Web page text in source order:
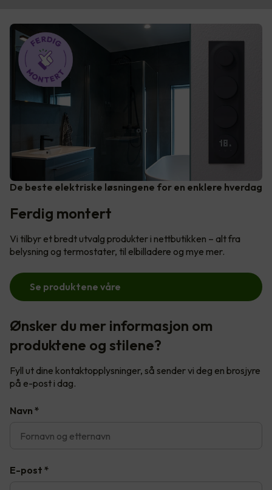
De beste elektriske løsningene for en enklere hverdag
Ferdig montert
Vi tilbyr et bredt utvalg produkter i nettbutikken – alt fra
belysning og termostater, til elbilladere og mye mer.
Se produktene våre
Ønsker du mer informasjon om
produktene og stilene?
Fyll ut dine kontaktopplysninger, så sender vi deg en brosjyre
på e-post i dag.
Navn *
E-post *